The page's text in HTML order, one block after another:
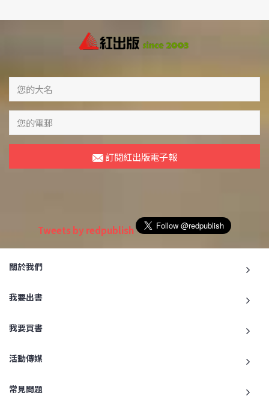
訂閱紅出版電子報
Tweets by redpublish
關於我們
我要出書
我要買書
活動傳媒
常見問題